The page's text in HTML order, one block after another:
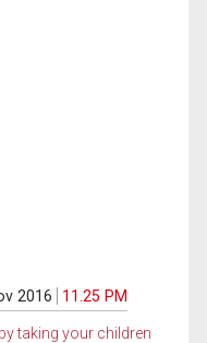
2016 11.25 PM
taking your children